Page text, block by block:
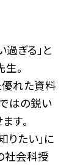
ぎる」と
。
優れた資料
はの鋭い
す。
りたい」に
社会科授